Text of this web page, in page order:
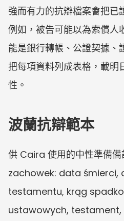
強而有力的抗辯檔案會把已
例如，被告可能以為索償人
能是銀行轉帳、公證契據、
把每項資料列成表格，載明
性。
波蘭抗辯範本
供 Caira 使用的中性準備
zachowek: data śmierci,
testamentu, krąg
ustawowych,